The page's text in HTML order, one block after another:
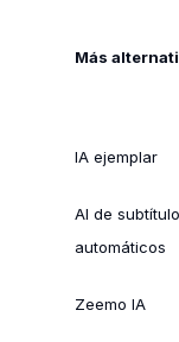
Más
IA ejemplar
AI de
automáticos
Zeemo IA